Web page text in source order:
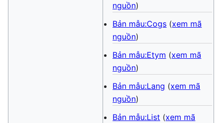
nguồn)
Bản mẫu:Cogs (xem mã
nguồn)
Bản mẫu:Etym (xem mã
nguồn)
Bản mẫu:Lang (xem mã
nguồn)
Bản mẫu:List (xem mã